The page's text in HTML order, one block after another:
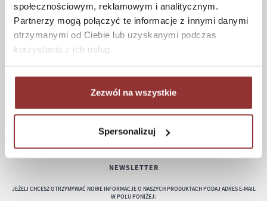
społecznościowym, reklamowym i analitycznym.
Partnerzy mogą połączyć te informacje z innymi danymi
otrzymanymi od Ciebie lub uzyskanymi podczas
korzystania z ich usług.
Zezwól na wszystkie
Spersonalizuj
POMOC
Regulamin
Konserwacja i czyszczenie
NEWSLETTER
JEŻELI CHCESZ OTRZYMYWAĆ NOWE INFORMACJE O NASZYCH PRODUKTACH PODAJ ADRES E-MAIL
W POLU PONIŻEJ: